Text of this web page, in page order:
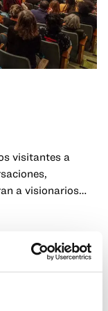
visitantes a
a visionarios